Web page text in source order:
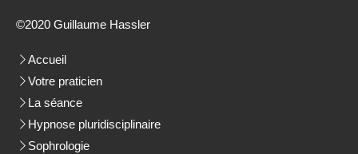
©2020 Guillaume Hassler
Accueil
Votre praticien
La séance
Hypnose pluridisciplinaire
Sophrologie